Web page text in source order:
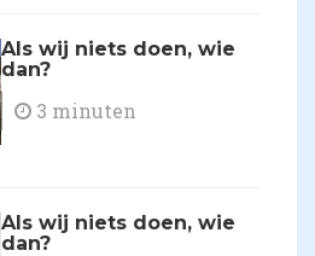
Als wij niets doen, wie
dan?
3 minuten
Als wij niets doen, wie
dan?